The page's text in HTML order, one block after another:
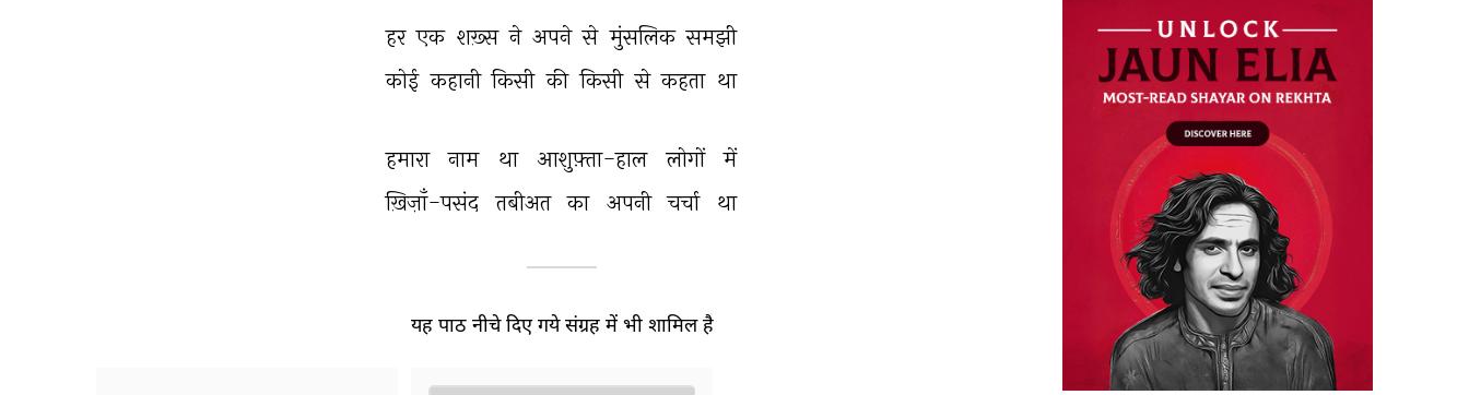
हर एक शख़्स ने अपने से मुंसलिक समझी
कोई कहानी किसी की किसी से कहता था
हमारा नाम था आशुफ़्ता-हाल लोगों
में
ख़िज़ाँ-पसंद
तबीअत का अपनी चर्चा था
यह पाठ नीचे दिए गये संग्रह में भी शामिल है